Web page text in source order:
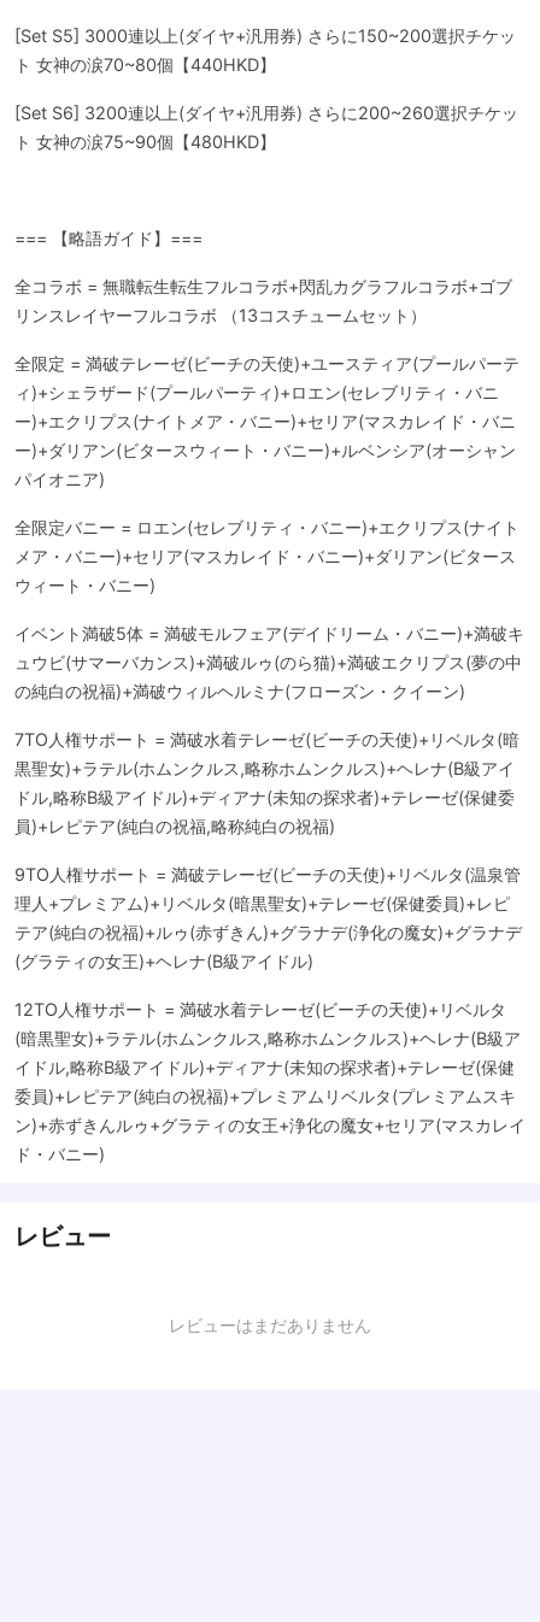
[Set S5] 3000連以上(ダイヤ+汎用券) さらに150~200選択チケッ
ト 女神の涙70~80個【440HKD】
[Set S6] 3200連以上(ダイヤ+汎用券) さらに200~260選択チケッ
ト 女神の涙75~90個【480HKD】
=== 【略語ガイド】===
全コラボ = 無職転生転生フルコラボ+閃乱カグラフルコラボ+ゴブ
リンスレイヤーフルコラボ （13コスチュームセット）
全限定 = 満破テレーゼ(ビーチの天使)+ユースティア(プールパーテ
ィ)+シェラザード(プールパーティ)+ロエン(セレブリティ・バニ
ー)+エクリプス(ナイトメア・バニー)+セリア(マスカレイド・バニ
ー)+ダリアン(ビタースウィート・バニー)+ルベンシア(オーシャン
パイオニア)
全限定バニー = ロエン(セレブリティ・バニー)+エクリプス(ナイト
メア・バニー)+セリア(マスカレイド・バニー)+ダリアン(ビタース
ウィート・バニー)
イベント満破5体 = 満破モルフェア(デイドリーム・バニー)+満破キ
ュウビ(サマーバカンス)+満破ルゥ(のら猫)+満破エクリプス(夢の中
の純白の祝福)+満破ウィルヘルミナ(フローズン・クイーン)
7TO人権サポート = 満破水着テレーゼ(ビーチの天使)+リベルタ(暗
黒聖女)+ラテル(ホムンクルス,略称ホムンクルス)+ヘレナ(B級アイ
ドル,略称B級アイドル)+ディアナ(未知の探求者)+テレーゼ(保健委
員)+レピテア(純白の祝福,略称純白の祝福)
9TO人権サポート = 満破テレーゼ(ビーチの天使)+リベルタ(温泉管
理人+プレミアム)+リベルタ(暗黒聖女)+テレーゼ(保健委員)+レピ
テア(純白の祝福)+ルゥ(赤ずきん)+グラナデ(浄化の魔女)+グラナデ
(グラティの女王)+ヘレナ(B級アイドル)
12TO人権サポート = 満破水着テレーゼ(ビーチの天使)+リベルタ
(暗黒聖女)+ラテル(ホムンクルス,略称ホムンクルス)+ヘレナ(B級ア
イドル,略称B級アイドル)+ディアナ(未知の探求者)+テレーゼ(保健
委員)+レピテア(純白の祝福)+プレミアムリベルタ(プレミアムスキ
ン)+赤ずきんルゥ+グラティの女王+浄化の魔女+セリア(マスカレイ
ド・バニー)
レビュー
レビューはまだありません